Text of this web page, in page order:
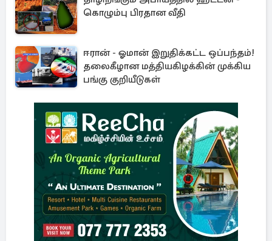
கொழும்பு பிரதான வீதி
ஈரான் - ஓமான் இறுதிக்கட்ட ஒப்பந்தம்!
தலைகீழான மத்தியகிழக்கின் முக்கிய
பங்கு குறியீடுகள்